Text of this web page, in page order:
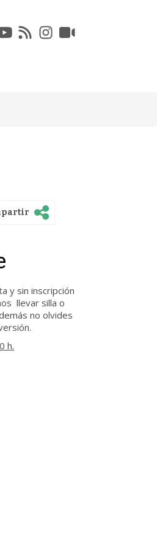
y sin inscripción
llevar silla o
no olvides
h.